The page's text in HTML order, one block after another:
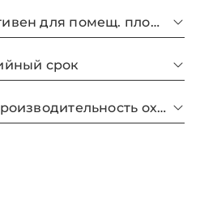
Эффективен для помещ. площадью до
срок
Макс. производительность охлаждения